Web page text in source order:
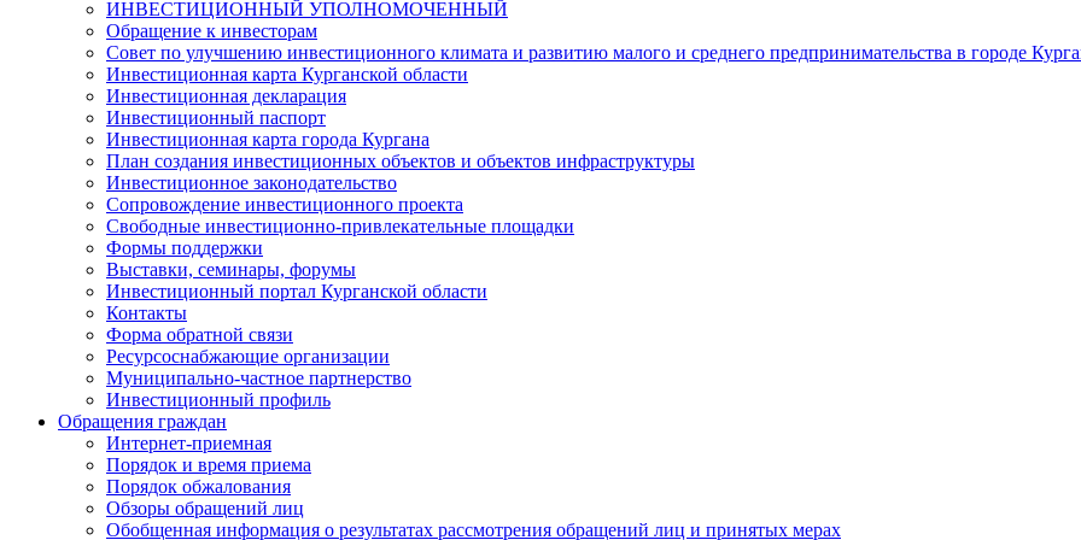
ИНВЕСТИЦИОННЫЙ УПОЛНОМОЧЕННЫЙ
Обращение к инвесторам
Совет по улучшению инвестиционного климата и развитию малого и среднего предпринимательства в городе
Инвестиционная карта Курганской области
Инвестиционная декларация
Инвестиционный паспорт
Инвестиционная карта города Кургана
План создания инвестиционных объектов и объектов инфраструктуры
Инвестиционное законодательство
Сопровождение инвестиционного проекта
Свободные инвестиционно-привлекательные площадки
Формы поддержки
Выставки, семинары, форумы
Инвестиционный портал Курганской области
Контакты
Форма обратной связи
Ресурсоснабжающие организации
Муниципально-частное партнерство
Инвестиционный профиль
Обращения граждан
Интернет-приемная
Порядок и время приема
Порядок обжалования
Обзоры обращений лиц
Обобщенная информация о результатах рассмотрения обращений лиц и принятых мерах